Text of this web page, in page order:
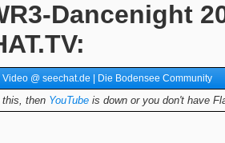
Dancenight
Video @ seechat.de | Die Bodensee Community
then YouTubeis down or you don't have